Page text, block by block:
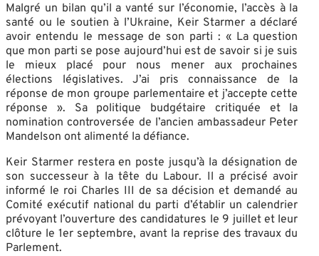
Malgré un bilan qu’il a vanté sur l’économie, l’accès à la
santé ou le soutien à l’Ukraine, Keir Starmer a déclaré
avoir entendu le message de son parti : « La question
que mon parti se pose aujourd’hui est de savoir si je suis
le mieux placé pour nous mener aux prochaines
élections législatives. J’ai pris connaissance de la
réponse de mon groupe parlementaire et j’accepte cette
réponse ». Sa politique budgétaire critiquée et la
nomination controversée de l’ancien ambassadeur Peter
Mandelson ont alimenté la défiance.
Keir Starmer restera en poste jusqu’à la désignation de
son successeur à la tête du Labour. Il a précisé avoir
informé le roi Charles III de sa décision et demandé au
Comité exécutif national du parti d’établir un calendrier
prévoyant l’ouverture des candidatures le 9 juillet et leur
clôture le 1er septembre, avant la reprise des travaux du
Parlement.